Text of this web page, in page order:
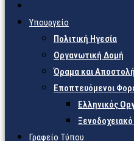
Υπουργείο
Πολιτική Ηγεσία
Οργανωτική Δομή
Όραμα και Αποστολή
Εποπτευόμενοι
Eλληνικός
Γραφείο Τύπου